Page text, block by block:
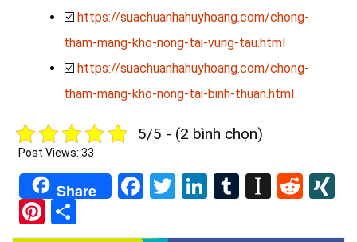
☑️ https://suachuanhahuyhoang.com/chong-
tham-mang-kho-nong-tai-vung-tau.html
☑️ https://suachuanhahuyhoang.com/chong-
tham-mang-kho-nong-tai-binh-thuan.html
5/5 - (2 bình chọn)
Post Views: 33
Share Facebook
TwitterLinkedIn
Tumblr
Pinterest